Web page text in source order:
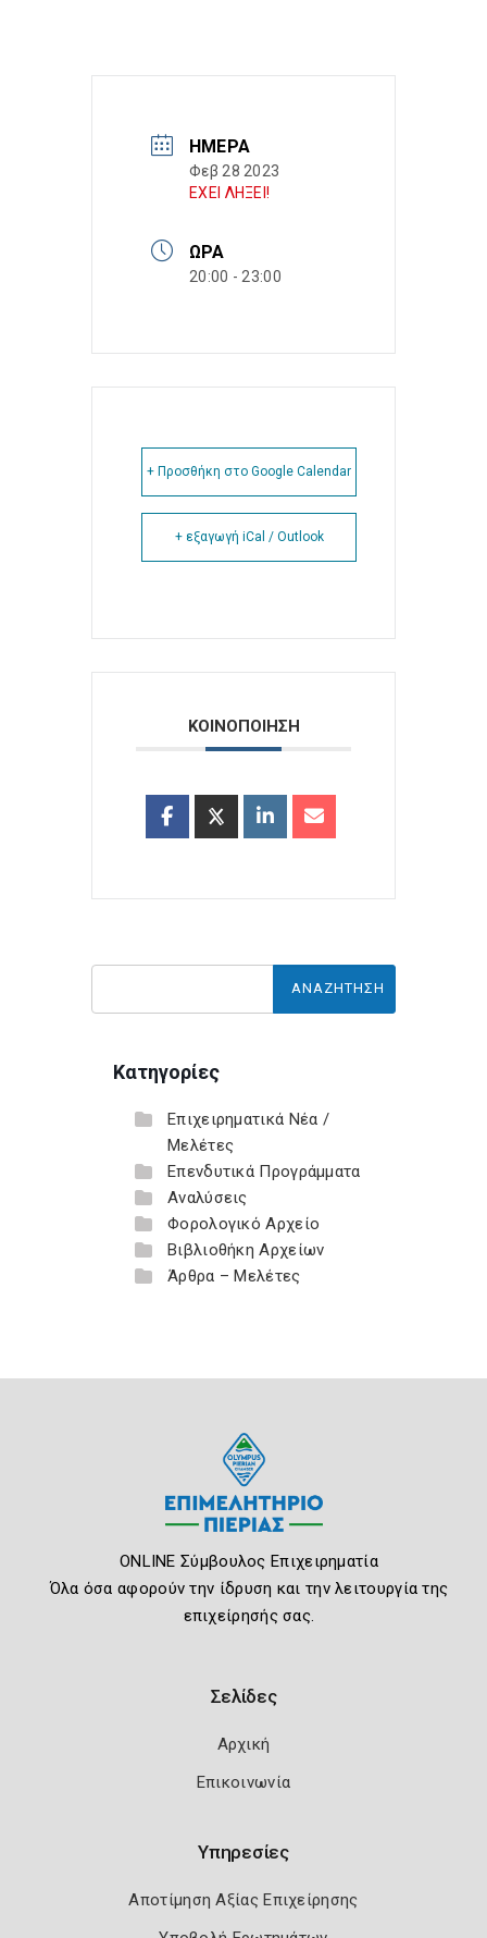
ΗΜΈΡΑ
Φεβ 28 2023
ΕΧΕΙ ΛΗΞΕΙ!
ΏΡΑ
20:00 - 23:00
+ Προσθήκη στο Google Calendar
+ εξαγωγή iCal / Outlook
ΚΟΙΝΟΠΟΙΗΣΗ
Κατηγορίες
Επιχειρηματικά Νέα /
Μελέτες
Επενδυτικά Προγράμματα
Αναλύσεις
Φορολογικό Αρχείο
Βιβλιοθήκη Αρχείων
Άρθρα – Μελέτες
ONLINE Σύμβουλος Επιχειρηματία
Όλα όσα αφορούν την ίδρυση και την λειτουργία της
επιχείρησής σας.
Σελίδες
Αρχική
Επικοινωνία
Υπηρεσίες
Αποτίμηση Αξίας Επιχείρησης